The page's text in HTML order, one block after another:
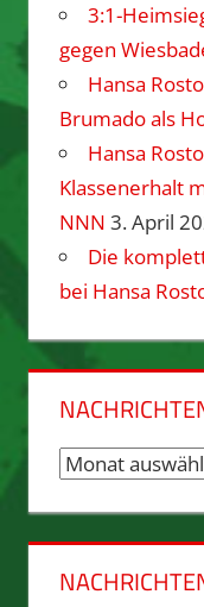
3:1-
gegen
Hansa
Brumado als
Hansa
Klassenerhalt
NNN 3. April
Die
bei Hansa
Nachrichten-